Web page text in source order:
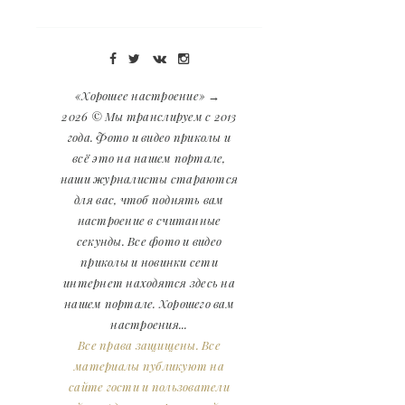
«Хорошее настроение» →
2026 © Мы транслируем с 2013
года. Фото и видео приколы и
всё это на нашем портале,
наши журналисты стараются
для вас, чтоб поднять вам
настроение в считанные
секунды. Все фото и видео
приколы и новинки сети
интернет находятся здесь на
нашем портале. Хорошего вам
настроения...
Все права защищены. Все
материалы публикуют на
сайте гости и пользователи